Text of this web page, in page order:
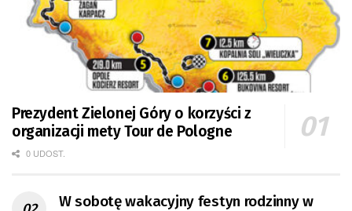
Prezydent Zielonej Góry o korzyści z
organizacji mety Tour de Pologne
0 UDOST.
W sobotę wakacyjny festyn rodzinny w